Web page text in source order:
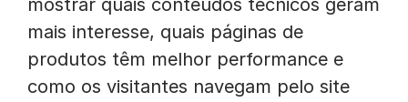
mostrar quais conteúdos técnicos geram
mais interesse, quais páginas de
produtos têm melhor performance e
como os visitantes navegam pelo site